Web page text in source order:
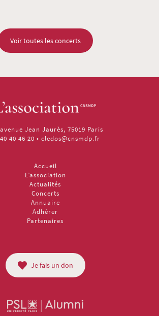
Voir toutes les concerts
Jean Jaurès, 75019 Paris
40 46 20 • cledos@cnsmdp.fr
Accueil
L’association
Actualités
Concerts
Annuaire
Adhérer
Partenaires
Je fais un don